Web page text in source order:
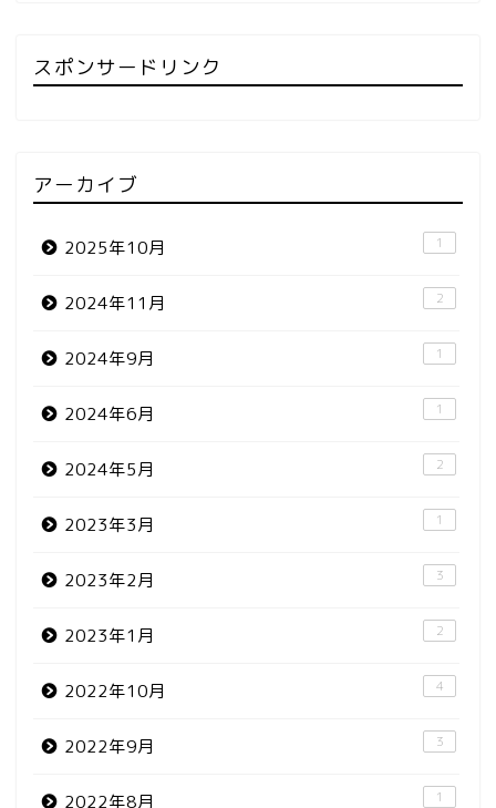
スポンサードリンク
アーカイブ
2025年10月 1
2024年11月 2
2024年9月 1
2024年6月 1
2024年5月 2
2023年3月 1
2023年2月 3
2023年1月 2
2022年10月 4
2022年9月 3
2022年8月 1